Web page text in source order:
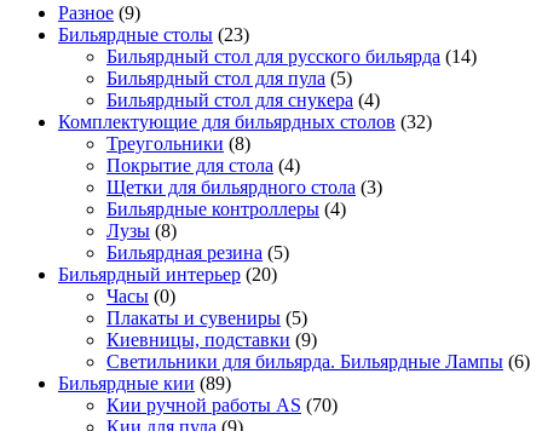
Разное (9)
Бильярдные столы (23)
Бильярдный стол для русского бильярда (14)
Бильярдный стол для пула (5)
Бильярдный стол для снукера (4)
Комплектующие для бильярдных столов (32)
Треугольники (8)
Покрытие для стола (4)
Щетки для бильярдного стола (3)
Бильярдные контроллеры (4)
Лузы (8)
Бильярдная резина (5)
Бильярдный интерьер (20)
Часы (0)
Плакаты и сувениры (5)
Киевницы, подставки (9)
Светильники для бильярда. Бильярдные Лампы (6)
Бильярдные кии (89)
Кии ручной работы AS (70)
Кии для пула (9)